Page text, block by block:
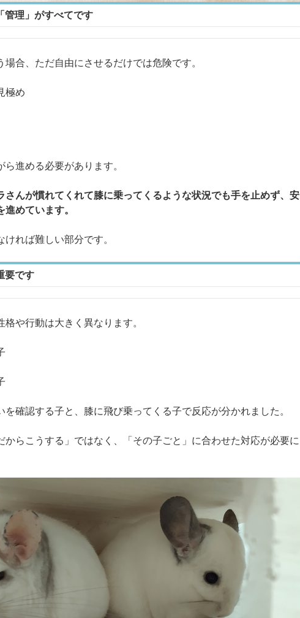
管理」がすべてです
合、ただ自由にさせるだけでは危険です。
極め
進める必要があります。
さんが慣れてくれて膝に乗ってくるような状況でも手を止めず、安
めています。
れば難しい部分です。
要です
や行動は大きく異なります。
確認する子と、膝に飛び乗ってくる子で反応が分かれました。
からこうする」ではなく、「その子ごと」に合わせた対応が必要に